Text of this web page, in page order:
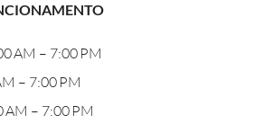
AM – 7:00 PM
– 7:00 PM
– 7:00 PM